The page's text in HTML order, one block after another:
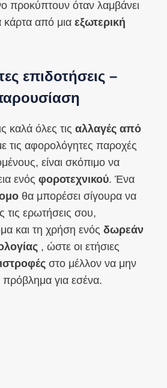
προκύπτουν όταν λαμβάνει
κάρτα από μια εξωτερική
επιδοτήσεις –
καλά όλες τις αλλαγές από
τις αφορολόγητες παροχές
είναι σκόπιμο να
ενός φοροτεχνικού. Ένα
θα μπορέσει σίγουρα να
τις ερωτήσεις σου,
και τη χρήση ενός δωρεάν
, ώστε οι ετήσιες
στο μέλλον να μην
για εσένα.